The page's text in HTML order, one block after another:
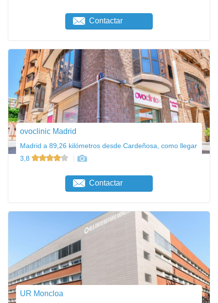
Contactar
ovoclinic Madrid
Madrid a 89,26 kilómetros desde Cardeñosa, como llegar
3,8
Contactar
UR Moncloa